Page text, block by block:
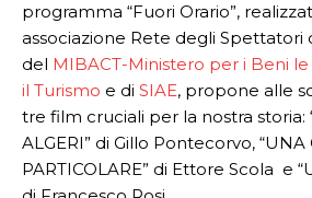
programma “Fuori Orario”,
associazione Rete degli
del MIBACT-Ministero per i Beni
il Turismo e di SIAE, propone alle
tre film cruciali per la nostra storia:
ALGERI” di Gillo Pontecorvo, “UNA
PARTICOLARE” di Ettore Scola e